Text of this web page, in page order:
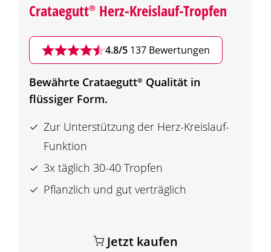
Crataegutt® Herz-Kreislauf-Tropfen
4.8/5 137 Bewertungen
Bewährte Crataegutt® Qualität in
flüssiger Form.
Zur Unterstützung der Herz-Kreislauf-
Funktion
3x täglich 30-40 Tropfen
Pflanzlich und gut verträglich
Jetzt kaufen